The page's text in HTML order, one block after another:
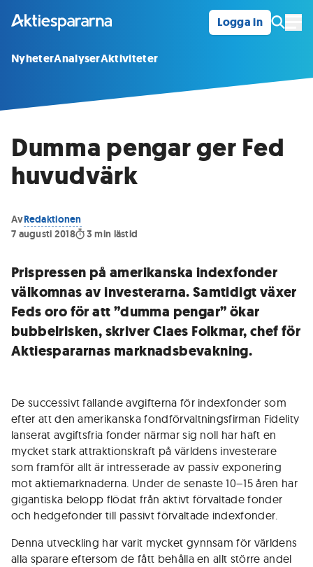
Logga in
NyheterAnalyserAktiviteter
Dumma pengar ger Fed
huvudvärk
AvRedaktionen
7 augusti 2018
3 min lästid
Prispressen på amerikanska indexfonder
välkomnas av investerarna. Samtidigt växer
Feds oro för att ”dumma pengar” ökar
bubbelrisken, skriver Claes Folkmar, chef för
Aktiespararnas marknadsbevakning.
De successivt fallande avgifterna för indexfonder som
efter att den amerikanska fondförvaltningsfirman Fidelity
lanserat avgiftsfria fonder närmar sig noll har haft en
mycket stark attraktionskraft på världens investerare
som framför allt är intresserade av passiv exponering
mot aktiemarknaderna. Under de senaste 10–15 åren har
gigantiska belopp flödat från aktivt förvaltade fonder
och hedgefonder till passivt förvaltade indexfonder.
Denna utveckling har varit mycket gynnsam för världens
alla sparare eftersom de fått behålla en allt större andel